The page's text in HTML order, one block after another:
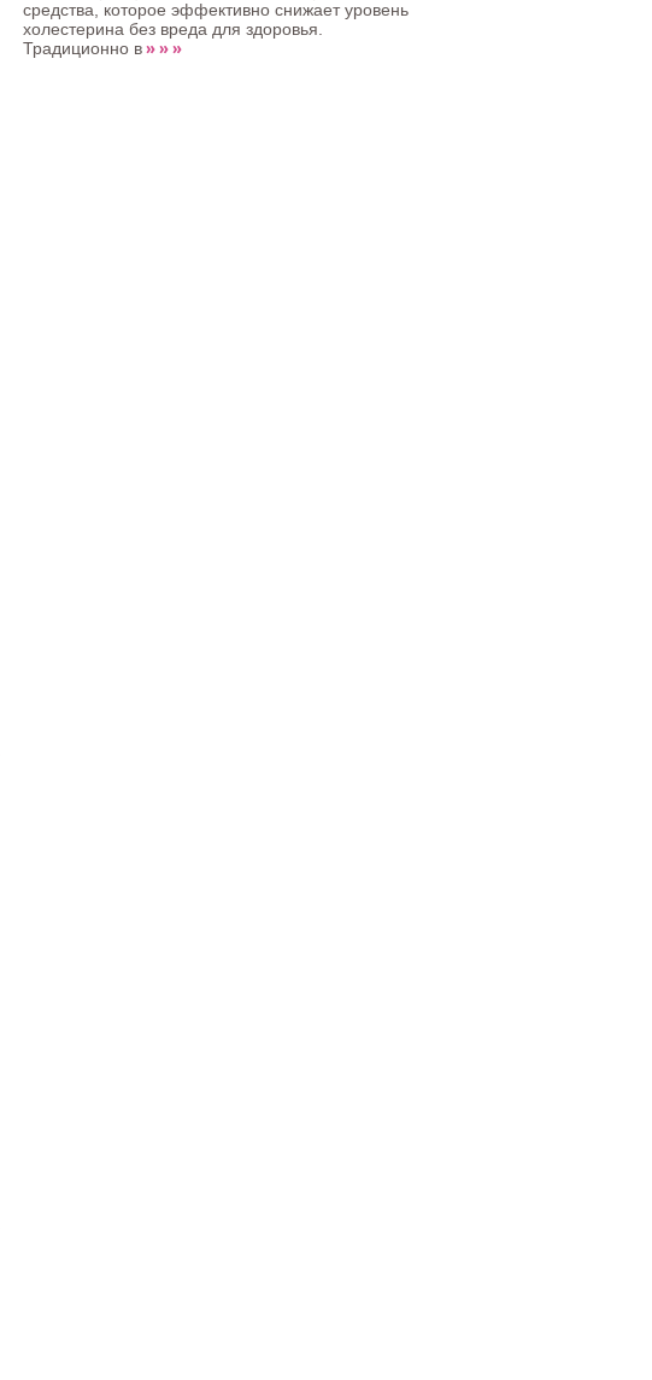
средства, которое эффективно снижает уровень
холестерина без вреда для здоровья.
Традиционно в» » »